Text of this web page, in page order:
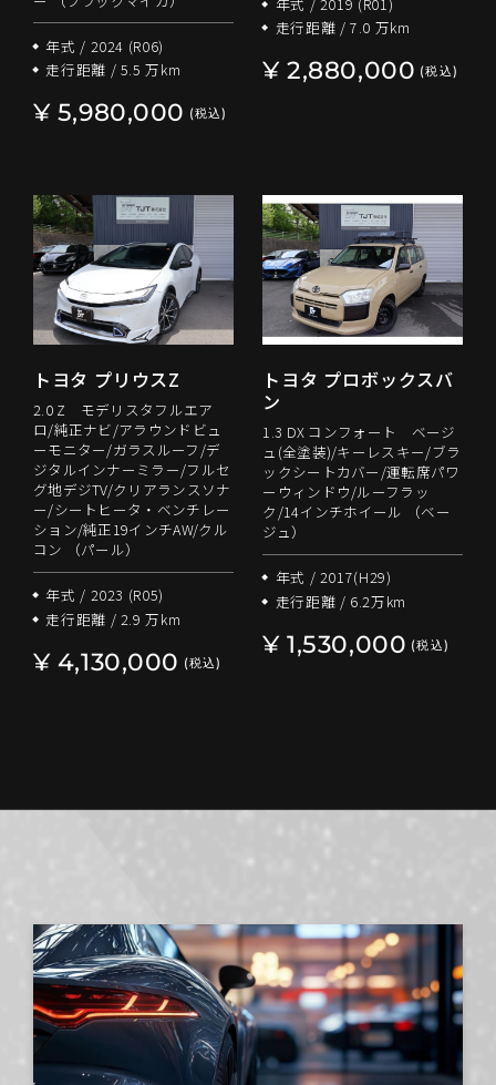
年式 / 2024 (R06)
走行距離 / 5.5 万km
¥ 5,980,000 (税込)
走行距離 / 7.0 万km
¥ 2,880,000 (税込)
トヨタ プリウスZ
2.0 Z モデリスタフルエア
ロ/純正ナビ/アラウンドビュ
ーモニター/ガラスルーフ/デ
ジタルインナーミラー/フルセ
グ地デジTV/クリアランスソナ
ー/シートヒータ・ベンチレー
ション/純正19インチAW/クル
コン （パール）
年式 / 2023 (R05)
走行距離 / 2.9 万km
¥ 4,130,000 (税込)
トヨタ プロボックスバ
ン
1.3 DX コンフォート ベージ
ュ(全塗装)/キーレスキー/ブラ
ックシートカバー/運転席パワ
ーウィンドウ/ルーフラッ
ク/14インチホイール （ベー
ジュ）
年式 / 2017(H29)
走行距離 / 6.2万km
¥ 1,530,000 (税込)